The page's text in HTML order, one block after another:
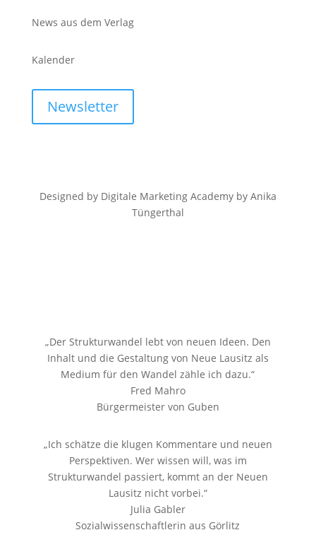
News aus dem Verlag
Kalender
Newsletter
Designed by Digitale Marketing Academy by Anika
Tüngerthal
„Der Strukturwandel lebt von neuen Ideen. Den
Inhalt und die Gestaltung von Neue Lausitz als
Medium für den Wandel zähle ich dazu.“
Fred Mahro
Bürgermeister von Guben
„Ich schätze die klugen Kommentare und neuen
Perspektiven. Wer wissen will, was im
Strukturwandel passiert, kommt an der Neuen
Lausitz nicht vorbei.“
Julia Gabler
Sozialwissenschaftlerin aus Görlitz